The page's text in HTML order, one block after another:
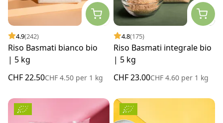
4.9(242)
Riso Basmati bianco bio
| 5 kg
CHF 22.50CHF 4.50 per 1 kg
4.8(175)
Riso Basmati integrale bio
| 5 kg
CHF 23.00CHF 4.60 per 1 kg